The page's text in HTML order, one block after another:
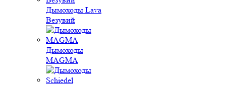
Дымоходы Lava
Везувий
Дымоходы
MAGMA